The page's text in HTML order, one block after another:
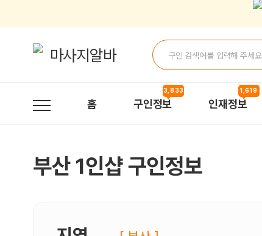
홈 구인정보
3,833
인재정보
1,619
부산 1인샵 구인정보